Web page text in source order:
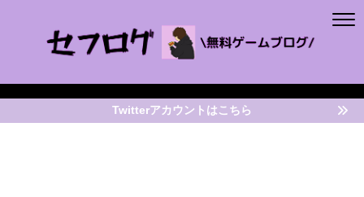
Twitterアカウントはこちら